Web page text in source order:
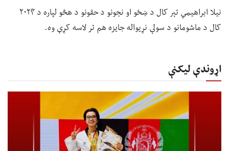
نیلا ابراهیمي تېر کال د ښځو او نجونو د حقونو د هڅو لپاره د ۲۰۲۴
کال د ماشومانو د سولې نړیواله جایزه هم تر لاسه کړې وه.
اړوندې لیکنې